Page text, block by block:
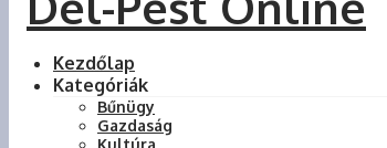
Kezdőlap
Kategóriák
Bűnügy
Gazdaság
Kultúra